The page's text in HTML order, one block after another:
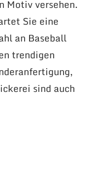
Motiv versehen.
Sie eine
an Baseball
trendigen
sind auch